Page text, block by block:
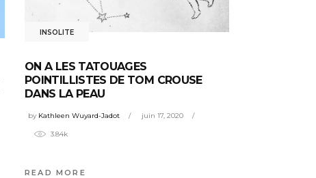
INSOLITE
ON A LES TATOUAGES
POINTILLISTES DE TOM CROUSE
DANS LA PEAU
by Kathleen Wuyard-Jadot juin 17, 2020
3.84k
READ MORE